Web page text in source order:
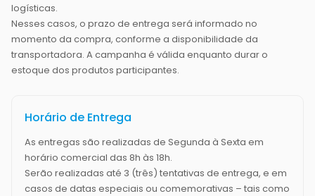
logísticas.
Nesses casos, o prazo de entrega será informado no
momento da compra, conforme a disponibilidade da
transportadora. A campanha é válida enquanto durar o
estoque dos produtos participantes.
Horário de Entrega
As entregas são realizadas de Segunda à Sexta em
horário comercial das 8h às 18h.
Serão realizadas até 3 (três) tentativas de entrega, e em
casos de datas especiais ou comemorativas – tais como